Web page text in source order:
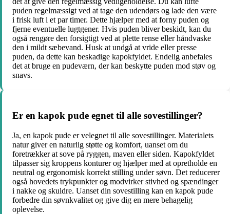
puden regelmæssigt ved at tage den udendørs og lade den være
i frisk luft i et par timer. Dette hjælper med at forny puden og
fjerne eventuelle lugtgener. Hvis puden bliver beskidt, kan du
også rengøre den forsigtigt ved at plette rense eller håndvaske
den i mildt sæbevand. Husk at undgå at vride eller presse
puden, da dette kan beskadige kapokfyldet. Endelig anbefales
det at bruge en pudeværn, der kan beskytte puden mod støv og
snavs.
Er en kapok pude egnet til alle sovestillinger?
Ja, en kapok pude er velegnet til alle sovestillinger. Materialets
natur giver en naturlig støtte og komfort, uanset om du
foretrækker at sove på ryggen, maven eller siden. Kapokfyldet
tilpasser sig kroppens konturer og hjælper med at opretholde en
neutral og ergonomisk korrekt stilling under søvn. Det reducerer
også hovedets trykpunkter og modvirker stivhed og spændinger
i nakke og skuldre. Uanset din sovestilling kan en kapok pude
forbedre din søvnkvalitet og give dig en mere behagelig
oplevelse.